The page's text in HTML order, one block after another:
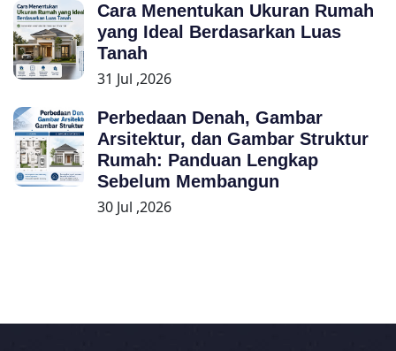
Cara Menentukan Ukuran Rumah
yang Ideal Berdasarkan Luas
Tanah
31 Jul ,2026
Perbedaan Denah, Gambar
Arsitektur, dan Gambar Struktur
Rumah: Panduan Lengkap
Sebelum Membangun
30 Jul ,2026